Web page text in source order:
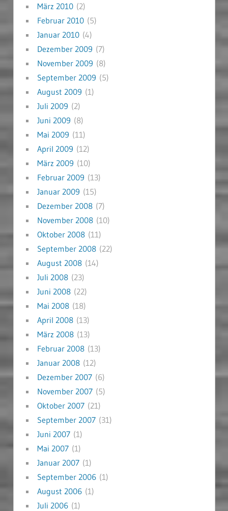
März 2010(2)
Februar 2010(5)
Januar 2010(4)
Dezember 2009 (7)
November 2009 (8)
September 2009 (5)
August 2009 (1)
Juli 2009 (2)
Juni 2009 (8)
Mai 2009 (11)
April 2009 (12)
März 2009 (10)
Februar 2009 (13)
Januar 2009 (15)
Dezember 2008(7)
November 2008(10)
Oktober 2008(11)
September 2008(22)
August 2008(14)
Juli 2008(23)
Juni 2008(22)
Mai 2008(18)
April 2008(13)
März 2008(13)
Februar 2008(13)
Januar 2008(12)
Dezember 2007(6)
November 2007(5)
Oktober 2007(21)
September 2007(31)
Juni 2007(1)
Mai 2007(1)
Januar 2007(1)
September 2006(1)
August 2006(1)
Juli 2006(1)